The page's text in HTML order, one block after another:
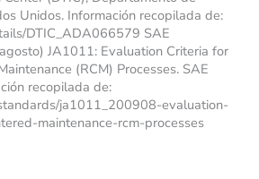
Unidos. Información recopilada de:
DTIC_ADA066579 SAE
JA1011: Evaluation Criteria for
(RCM) Processes. SAE
recopilada de:
ja1011_200908-evaluation-
maintenance-rcm-processes